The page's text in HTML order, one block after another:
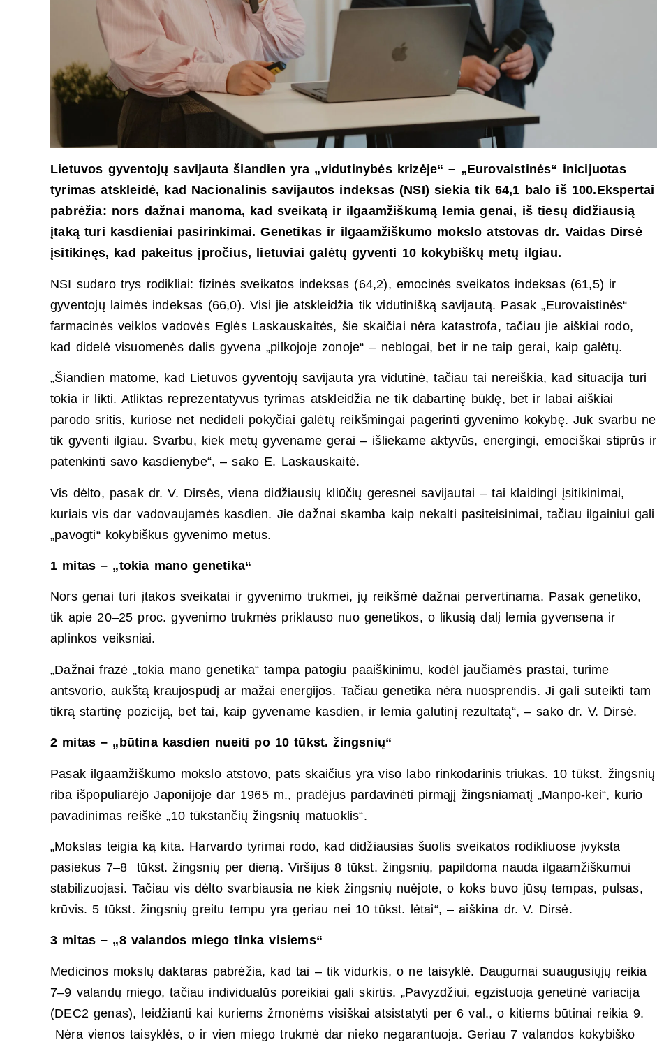
Lietuvos gyventojų savijauta šiandien yra „vidutinybės krizėje“ – „Eurovaistinės“ inicijuotas
tyrimas atskleidė, kad Nacionalinis savijautos indeksas (NSI) siekia tik 64,1 balo iš 100.Ekspertai
pabrėžia: nors dažnai manoma, kad sveikatą ir ilgaamžiškumą lemia genai, iš tiesų didžiausią
įtaką turi kasdieniai pasirinkimai. Genetikas ir ilgaamžiškumo mokslo atstovas dr. Vaidas Dirsė
įsitikinęs, kad pakeitus įpročius, lietuviai galėtų gyventi 10 kokybiškų metų ilgiau.
NSI sudaro trys rodikliai: fizinės sveikatos indeksas (64,2), emocinės sveikatos indeksas (61,5) ir
gyventojų laimės indeksas (66,0). Visi jie atskleidžia tik vidutinišką savijautą. Pasak „Eurovaistinės“
farmacinės veiklos vadovės Eglės Laskauskaitės, šie skaičiai nėra katastrofa, tačiau jie aiškiai rodo,
kad didelė visuomenės dalis gyvena „pilkojoje zonoje“ – neblogai, bet ir ne taip gerai, kaip galėtų.
„Šiandien matome, kad Lietuvos gyventojų savijauta yra vidutinė, tačiau tai nereiškia, kad situacija turi
tokia ir likti. Atliktas reprezentatyvus tyrimas atskleidžia ne tik dabartinę būklę, bet ir labai aiškiai
parodo sritis, kuriose net nedideli pokyčiai galėtų reikšmingai pagerinti gyvenimo kokybę. Juk svarbu ne
tik gyventi ilgiau. Svarbu, kiek metų gyvename gerai – išliekame aktyvūs, energingi, emociškai stiprūs ir
patenkinti savo kasdienybe“, – sako E. Laskauskaitė.
Vis dėlto, pasak dr. V. Dirsės, viena didžiausių kliūčių geresnei savijautai – tai klaidingi įsitikinimai,
kuriais vis dar vadovaujamės kasdien. Jie dažnai skamba kaip nekalti pasiteisinimai, tačiau ilgainiui gali
„pavogti“ kokybiškus gyvenimo metus.
1 mitas – „tokia mano genetika“
Nors genai turi įtakos sveikatai ir gyvenimo trukmei, jų reikšmė dažnai pervertinama. Pasak genetiko,
tik apie 20–25 proc. gyvenimo trukmės priklauso nuo genetikos, o likusią dalį lemia gyvensena ir
aplinkos veiksniai.
„Dažnai frazė „tokia mano genetika“ tampa patogiu paaiškinimu, kodėl jaučiamės prastai, turime
antsvorio, aukštą kraujospūdį ar mažai energijos. Tačiau genetika nėra nuosprendis. Ji gali suteikti tam
tikrą startinę poziciją, bet tai, kaip gyvename kasdien, ir lemia galutinį rezultatą“, – sako dr. V. Dirsė.
2 mitas – „būtina kasdien nueiti po 10 tūkst. žingsnių“
Pasak ilgaamžiškumo mokslo atstovo, pats skaičius yra viso labo rinkodarinis triukas. 10 tūkst. žingsnių
riba išpopuliarėjo Japonijoje dar 1965 m., pradėjus pardavinėti pirmąjį žingsniamatį „Manpo-kei“, kurio
pavadinimas reiškė „10 tūkstančių žingsnių matuoklis“.
„Mokslas teigia ką kita. Harvardo tyrimai rodo, kad didžiausias šuolis sveikatos rodikliuose įvyksta
pasiekus 7–8 tūkst. žingsnių per dieną. Viršijus 8 tūkst. žingsnių, papildoma nauda ilgaamžiškumui
stabilizuojasi. Tačiau vis dėlto svarbiausia ne kiek žingsnių nuėjote, o koks buvo jūsų tempas, pulsas,
krūvis. 5 tūkst. žingsnių greitu tempu yra geriau nei 10 tūkst. lėtai“, – aiškina dr. V. Dirsė.
3 mitas – „8 valandos miego tinka visiems“
Medicinos mokslų daktaras pabrėžia, kad tai – tik vidurkis, o ne taisyklė. Daugumai suaugusiųjų reikia
7–9 valandų miego, tačiau individualūs poreikiai gali skirtis. „Pavyzdžiui, egzistuoja genetinė variacija
(DEC2 genas), leidžianti kai kuriems žmonėms visiškai atsistatyti per 6 val., o kitiems būtinai reikia 9.​
Nėra vienos taisyklės, o ir vien miego trukmė dar nieko negarantuoja. Geriau 7 valandos kokybiško